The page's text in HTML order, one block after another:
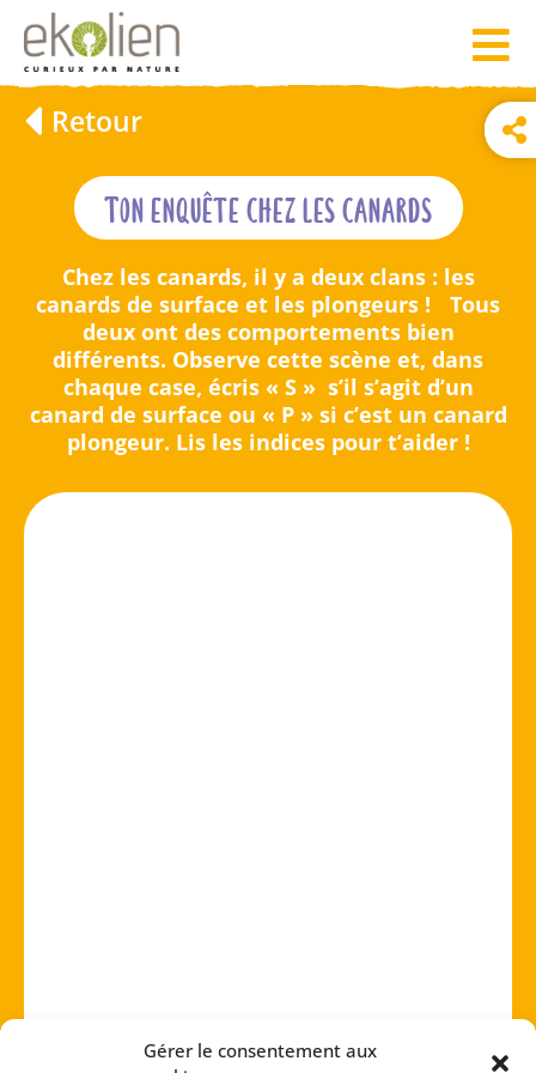
Gérer le consentement aux
Retour
Ton enquête chez les canards
Chez les canards, il y a deux clans : les
canards de surface et les plongeurs ! Tous
deux ont des comportements bien
différents. Observe cette scène et, dans
chaque case, écris « S » s’il s’agit d’un
canard de surface ou « P » si c’est un canard
plongeur. Lis les indices pour t’aider !